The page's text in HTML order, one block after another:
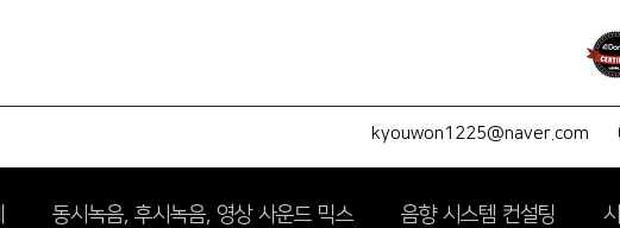
kyouwon1225@naver.com
동시녹음, 후시녹음, 영상 사운드 믹스 음향 시스템 컨설팅